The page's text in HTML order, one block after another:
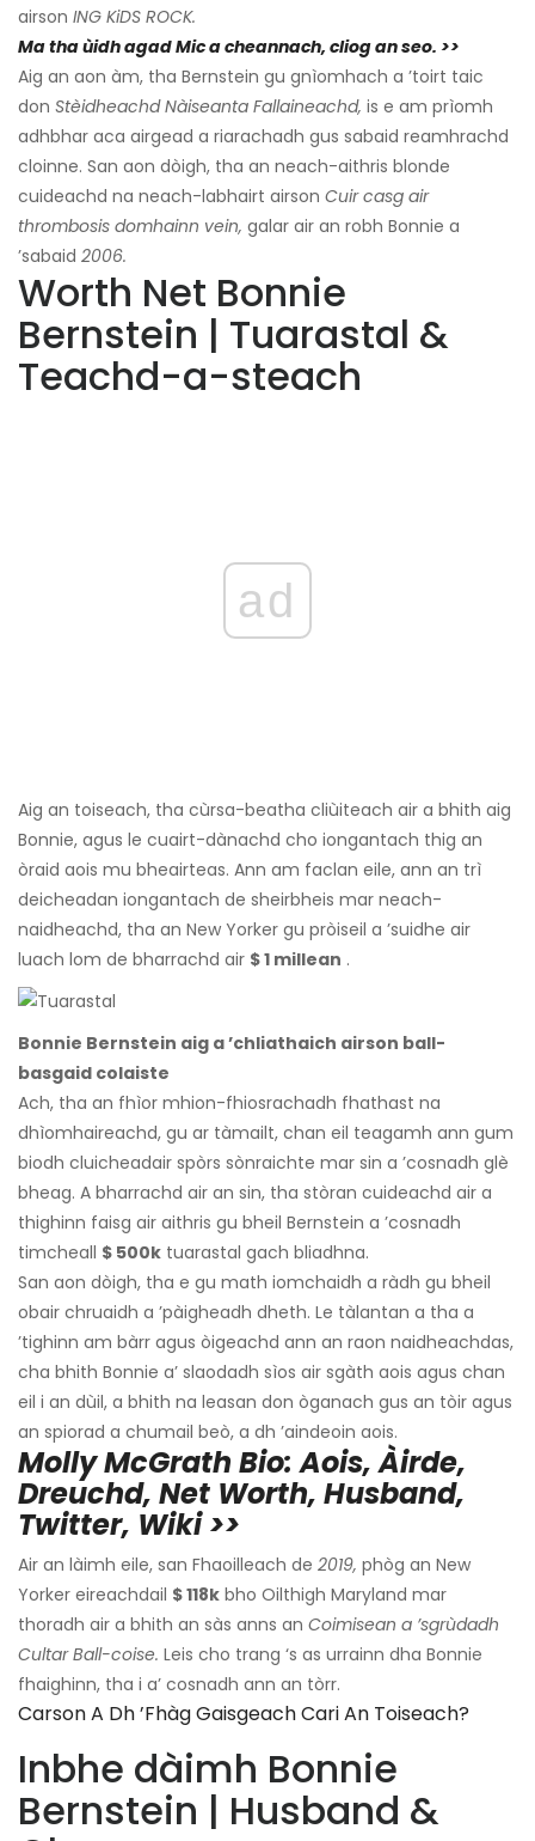
airson ING KiDS ROCK.
Ma tha ùidh agad Mic a cheannach, cliog an seo. >>
Aig an aon àm, tha Bernstein gu gnìomhach a ’toirt taic
don Stèidheachd Nàiseanta Fallaineachd, is e am prìomh
adhbhar aca airgead a riarachadh gus sabaid reamhrachd
cloinne. San aon dòigh, tha an neach-aithris blonde
cuideachd na neach-labhairt airson Cuir casg air
thrombosis domhainn vein, galar air an robh Bonnie a
’sabaid 2006.
Worth Net Bonnie
Bernstein | Tuarastal &
Teachd-a-steach
ad
Aig an toiseach, tha cùrsa-beatha cliùiteach air a bhith aig
Bonnie, agus le cuairt-dànachd cho iongantach thig an
òraid aois mu bheairteas. Ann am faclan eile, ann an trì
deicheadan iongantach de sheirbheis mar neach-
naidheachd, tha an New Yorker gu pròiseil a ’suidhe air
luach lom de bharrachd air $ 1 millean .
Bonnie Bernstein aig a ’chliathaich airson ball-
basgaid colaiste
Ach, tha an fhìor mhion-fhiosrachadh fhathast na
dhìomhaireachd, gu ar tàmailt, chan eil teagamh ann gum
biodh cluicheadair spòrs sònraichte mar sin a ’cosnadh glè
bheag. A bharrachd air an sin, tha stòran cuideachd air a
thighinn faisg air aithris gu bheil Bernstein a ’cosnadh
timcheall $ 500k tuarastal gach bliadhna.
San aon dòigh, tha e gu math iomchaidh a ràdh gu bheil
obair chruaidh a ’pàigheadh ​​dheth. Le tàlantan a tha a
’tighinn am bàrr agus òigeachd ann an raon naidheachdas,
cha bhith Bonnie a’ slaodadh sìos air sgàth aois agus chan
eil i an dùil, a bhith na leasan don òganach gus an tòir agus
an spiorad a chumail beò, a dh ’aindeoin aois.
Molly McGrath Bio: Aois, Àirde,
Dreuchd, Net Worth, Husband,
Twitter, Wiki >>
Air an làimh eile, san Fhaoilleach de 2019, phòg an New
Yorker eireachdail $ 118k bho Oilthigh Maryland mar
thoradh air a bhith an sàs anns an Coimisean a ’sgrùdadh
Cultar Ball-coise. Leis cho trang ‘s as urrainn dha Bonnie
fhaighinn, tha i a’ cosnadh ann an tòrr.
Carson A Dh ’fhàg Gaisgeach Cari An Toiseach?
Inbhe dàimh Bonnie
Bernstein | Husband &